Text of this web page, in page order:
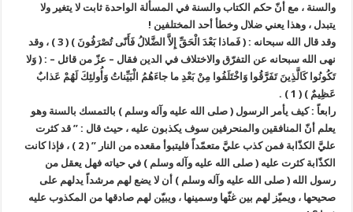
والسنة ، مع أنّ حكم الكتاب والسنة في المسألة الواحدة ثابت لا يتغير ولا
يتبدل ، وهذا يعني ضلال وخطأ أحد المختلفين !
وقد قال الله سبحانه : ( فَماذا بَعْدَ الْحَقِّ إِلاَّ الضَّلالُ فَأَنّى تُصْرَفُونَ ) ( 3 ) ، وقد
نهى الله سبحانه عن التفرّق والاختلاف في الدين فقال – عزّ من قائل – : ( وَلا
تَكُونُوا كَالَّذِينَ تَفَرَّقُوا وَاخْتَلَفُوا مِنْ بَعْدِ ما جاءَهُمُ الْبَيِّناتُ وَأُولئِكَ لَهُمْ عَذابٌ
عَظِيمٌ ) ( 1 ) .
رابعاً : كيف يأمر الرسول ( صلى الله عليه وآله وسلم ) بالتمسك بالسنة وهو
يعلم أنّ المنافقين والمنحرفين سوف يكذبون عليه ، حيث قال : ” قد كثرت
عليَّ الكذّابة فمن كذب عليَّ متعمّداً فليتبوأ مقعده من النار ” ( 2 ) ، فإذا كانت
الكذّابة كثرت عليه ( صلى الله عليه وآله وسلم ) في حياته فهل يعقل من
رسول الله ( صلى الله عليه وآله وسلم ) أن لا يضع لهم مرشداً يدلهم على
صحيحها ، ويميّز لهم بين غثّها وسمينها ، ويبيّن لهم صادقها من المكذوب عليه